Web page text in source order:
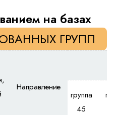
на базах
ГРУПП
Направление
группа
45